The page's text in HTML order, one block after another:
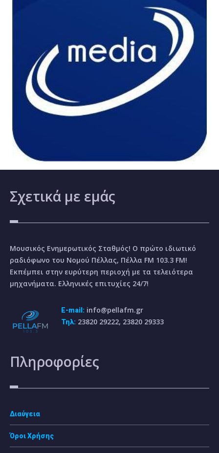
Σχετικά με εμάς
Μουσικός Ενημερωτικός Σταθμός! Ο πρώτο ιδιωτικό
ραδιόφωνο του Νομού Πέλλας, Πέλλα FM 103.3 FM!
Εκπέμπει στην ευρύτερη περιοχή με τα τελειότερα
μηχανήματα. Ελληνικές επιτυχίες 24/7!
E-mail: info@pellafm.gr
Τηλ: 23820 29222, 23820 29333
Πληροφορίες
Διαύγεια
Όροι Χρήσης